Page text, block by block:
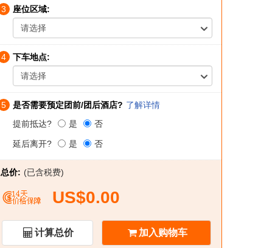
3
座位区域:
请选择
4
下车地点:
请选择
5 是否需要预定团前/团后酒店? 了解详情
提前抵达?
是 否
延后离开? 是 否
总价: (已含税费)
US$0.00
计算总价 加入购物车